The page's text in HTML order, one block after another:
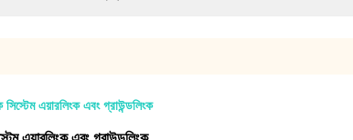
এয়ারলিংক এবং গ্রাউন্ডলিংক